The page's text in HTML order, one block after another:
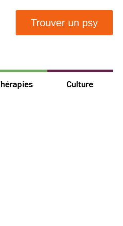
Trouver un psy
Culture